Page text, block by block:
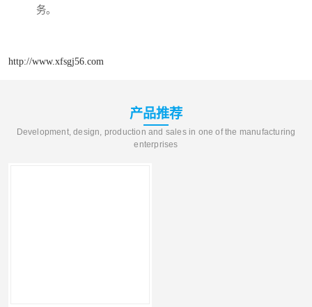
务。
http://www.xfsgj56.com
产品推荐
Development, design, production and sales in one of the manufacturing
enterprises